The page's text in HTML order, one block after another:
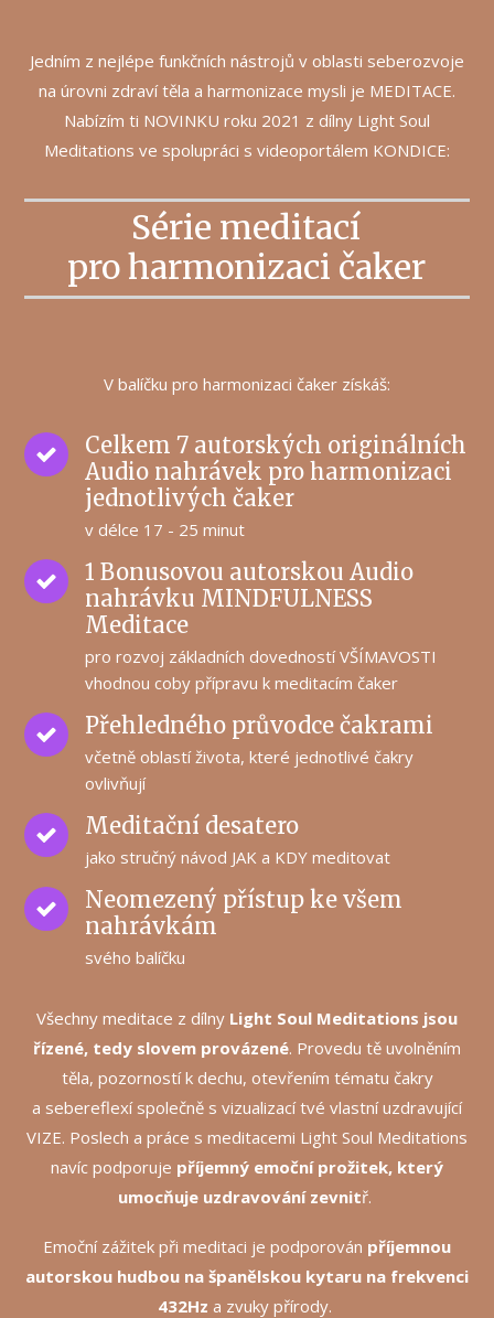
Jedním z nejlépe funkčních nástrojů v oblasti seberozvoje
na úrovni zdraví těla a harmonizace mysli je MEDITACE.
Nabízím ti NOVINKU roku 2021 z dílny Light Soul
Meditations ve spolupráci s videoportálem KONDICE:
Série meditací
pro harmonizaci čaker
V balíčku pro harmonizaci čaker získáš:
Celkem 7 autorských originálních
Audio nahrávek pro harmonizaci
jednotlivých čaker
v délce 17 - 25 minut
1 Bonusovou autorskou Audio
nahrávku MINDFULNESS
Meditace
pro rozvoj základních dovedností VŠÍMAVOSTI
vhodnou coby přípravu k meditacím čaker
Přehledného průvodce čakrami
včetně oblastí života, které jednotlivé čakry
ovlivňují
Meditační desatero
jako stručný návod JAK a KDY meditovat
Neomezený přístup ke všem
nahrávkám
svého balíčku
Všechny meditace z dílny Light Soul Meditations jsou
řízené, tedy slovem provázené. Provedu tě uvolněním
těla, pozorností k dechu, otevřením tématu čakry
a sebereflexí společně s vizualizací tvé vlastní uzdravující
VIZE. Poslech a práce s meditacemi Light Soul Meditations
navíc podporuje příjemný emoční prožitek, který
umocňuje uzdravování zevnitř.
Emoční zážitek při meditaci je podporován příjemnou
autorskou hudbou na španělskou kytaru na frekvenci
432Hz a zvuky přírody.